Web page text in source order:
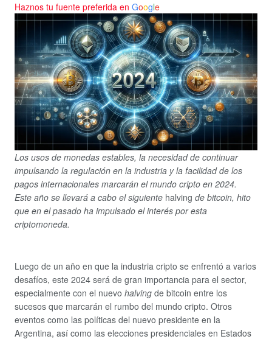
Haznos tu fuente preferida en Google
Los usos de monedas estables, la necesidad de continuar
impulsando la regulación en la industria y la facilidad de los
pagos internacionales marcarán el mundo cripto en 2024.
Este año se llevará a cabo el siguiente halving de bitcoin, hito
que en el pasado ha impulsado el interés por esta
criptomoneda.
Luego de un año en que la industria cripto se enfrentó a varios
desafíos, este 2024 será de gran importancia para el sector,
especialmente con el nuevo halving de bitcoin entre los
sucesos que marcarán el rumbo del mundo cripto. Otros
eventos como las políticas del nuevo presidente en la
Argentina, así como las elecciones presidenciales en Estados